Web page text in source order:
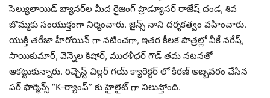
సెల్యులాయిడ్ బ్యానర్‌ల మీద రైజింగ్ ప్రొడ్యూసర్ రాజేష్ దండ, శివ
బొమ్మకు సంయుక్తంగా నిర్మించారు. జైన్స్ నాని దర్శకత్వం వహించారు.
యుక్తి తరేజా హీరోయిన్ గా నటించగా, ఇతర కీలక పాత్రల్లో వీకే నరేష్,
సాయికుమార్, వెన్నెల కిషోర్, మురళీధర్ గౌడ్ తమ నటనతో
ఆకట్టుకున్నారు. రిచ్చెస్ట్ చిల్లర్ గయ్ క్యారెక్టర్ లో కిరణ్ అబ్బవరం చేసిన
పర్ ఫార్మెన్స్ “K-ర్యాంప్” కు హైలైట్ గా నిలుస్తోంది.